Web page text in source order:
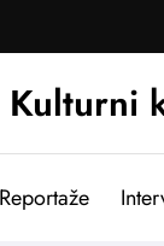
Kulturni
Reportaže